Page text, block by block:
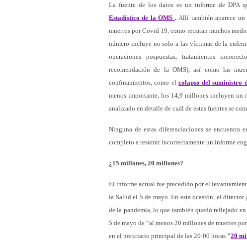
La fuente de los datos es un informe de DPA
Estadístico de la OMS .Allí también aparece un
muertos por Covid 19, como retratan muchos
número incluye no solo a las víctimas de la
operaciones pospuestas, tratamientos
recomendación de la OMS), así como las
confinamientos, como el colapso del suministro
menos importante, los 14,9 millones incluyen un
analizado en detalle de cuál de estas fuentes se
Ninguna de estas diferenciaciones se
completo a resumir incorrectamente un informe
¿15 millones, 20 millones?
El informe actual fue precedido por el
la Salud el 5 de mayo. En esta ocasión, el
de la pandemia, lo que también quedó reflejado
5 de mayo de “al menos 20 millones de muertes
en el noticiario principal de las 20:00 horas "20